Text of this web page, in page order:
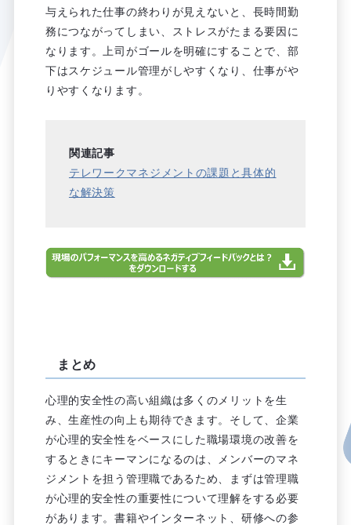
与えられた仕事の終わりが見えないと、長時間勤
務につながってしまい、ストレスがたまる要因に
なります。上司がゴールを明確にすることで、部
下はスケジュール管理がしやすくなり、仕事がや
りやすくなります。
関連記事
テレワークマネジメントの課題と具体的
な解決策
まとめ
心理的安全性の高い組織は多くのメリットを生
み、生産性の向上も期待できます。そして、企業
が心理的安全性をベースにした職場環境の改善を
するときにキーマンになるのは、メンバーのマネ
ジメントを担う管理職であるため、まずは管理職
が心理的安全性の重要性について理解をする必要
があります。書籍やインターネット、研修への参